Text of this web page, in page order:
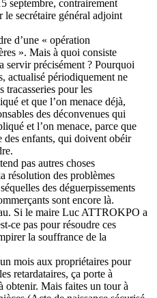
septembre, contrairement
le secrétaire général adjoint
d’une « opération
». Mais à quoi consiste
servir précisément ? Pourquoi
actualisé périodiquement ne
tracasseries pour les
et que l’on menace déjà,
des déconvenues qui
et l’on menace, parce que
des enfants, qui doivent obéir
pas autres choses
résolution des problèmes
des déguerpissements
sont encore là.
Si le maire Luc ATTROKPO a
ce pas pour résoudre ces
la souffrance de la
mois aux propriétaires pour
retardataires, ça porte à
obtenir. Mais faites un tour à